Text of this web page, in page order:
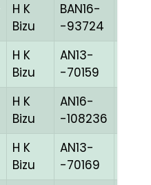
H K
Bizu
BAN16-
-93724
H K
Bizu
AN13-
-70159
H K
Bizu
AN16-
-108236
H K
Bizu
AN13-
-70169